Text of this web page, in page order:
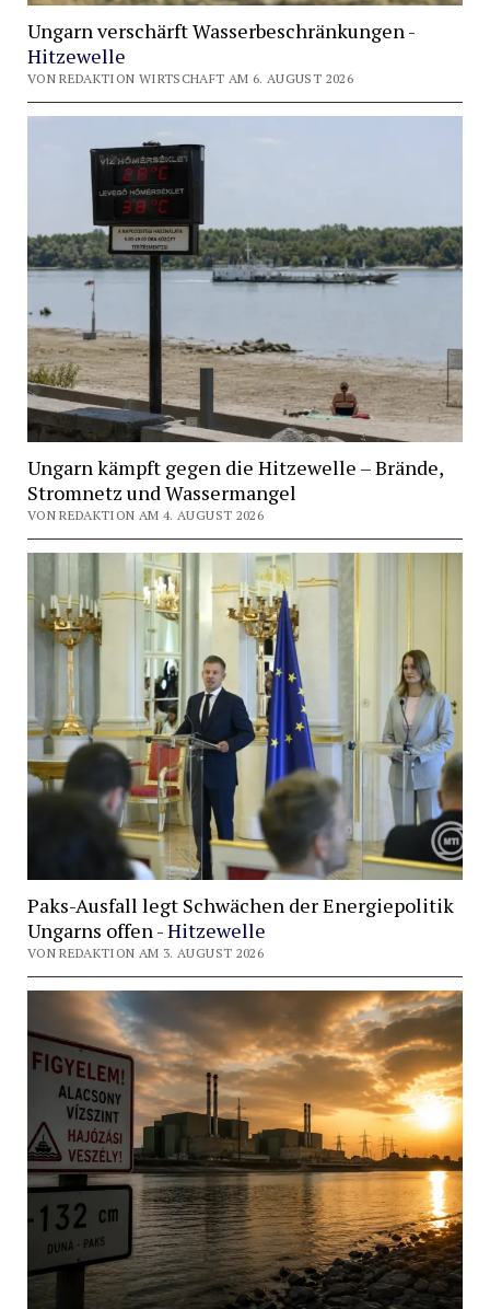
Ungarn verschärft Wasserbeschränkungen -
Hitzewelle
VON REDAKTION WIRTSCHAFT AM 6. AUGUST 2026
Ungarn kämpft gegen die Hitzewelle – Brände,
Stromnetz und Wassermangel
VON REDAKTION AM 4. AUGUST 2026
Paks-Ausfall legt Schwächen der Energiepolitik
Ungarns offen -Hitzewelle
VON REDAKTION AM 3. AUGUST 2026